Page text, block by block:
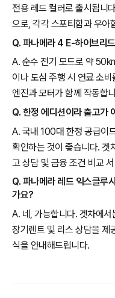
전용 레드 컬러로 출시됩니
으로, 각각 스포티함과 우아
Q. 파나메라 4 E-하이브리
A. 순수 전기 모드로 약
이나 도심 주행 시 연료 소
엔진과 모터가 함께 작동합
Q. 한정 에디션이라 출고가
A. 국내 100대 한정 공급이
확인하는 것이 좋습니다. 겟
고 상담 및 금융 조건 비교
Q. 파나메라 레드 익스클루
가요?
A. 네, 가능합니다. 겟차에서
장기렌트 및 리스 상담을 제
식을 안내해드립니다.